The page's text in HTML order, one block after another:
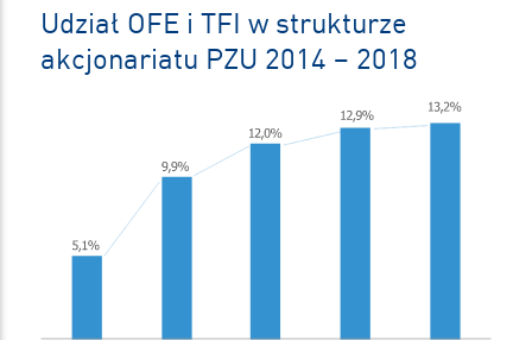
Udział OFE i TFI w strukturze
akcjonariatu PZU 2014 – 2018